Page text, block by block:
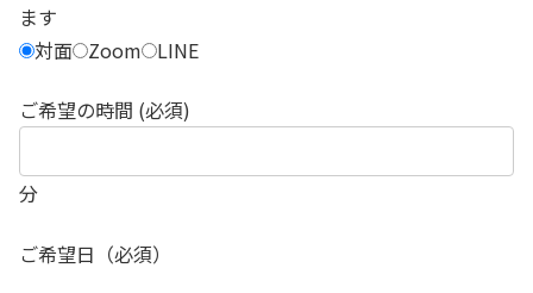
ます
対面 Zoom LINE
ご希望の時間 (必須)
分
ご希望日（必須）